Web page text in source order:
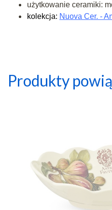
użytkowanie ceramiki:
kolekcja: Nuova Cer. -
Produkty